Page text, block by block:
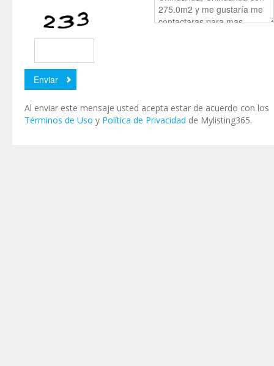
Al enviar este mensaje usted acepta estar de acuerdo con los
Términos de Uso y Política de Privacidad de Mylisting365.